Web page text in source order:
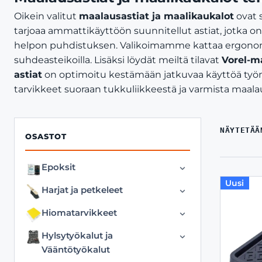
Oikein valitut maalausastiat ja maalikaukalot ovat
tarjoaa ammattikäyttöön suunnitellut astiat, jotka
helpon puhdistuksen. Valikoimamme kattaa
suhdeasteikoilla. Lisäksi löydät meiltä tilavat Vorel-
astiat on optimoitu kestämään jatkuvaa käyttöä
tarvikkeet suoraan tukkuliikkeestä ja varmista
OSASTOT
Epoksit
Hartsit
Harjat ja petkeleet
Harjat ja Harjanvarret
Hiomatarvikkeet
Hioma-alustat
Hiomakivet
Hylsytyökalut ja
Vääntötyökalut
Uusi